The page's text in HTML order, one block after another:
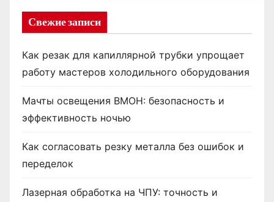
Свежие записи
Как резак для капиллярной трубки упрощает
работу мастеров холодильного оборудования
Мачты освещения ВМОН: безопасность и
эффективность ночью
Как согласовать резку металла без ошибок и
переделок
Лазерная обработка на ЧПУ: точность и